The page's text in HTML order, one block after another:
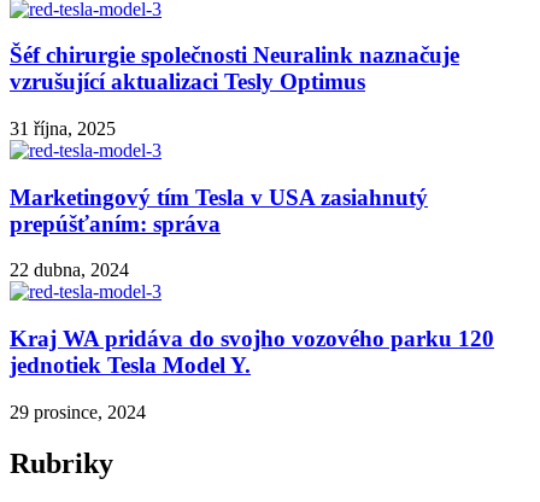
Šéf chirurgie společnosti Neuralink naznačuje
vzrušující aktualizaci Tesly Optimus
31 října, 2025
Marketingový tím Tesla v USA zasiahnutý
prepúšťaním: správa
22 dubna, 2024
Kraj WA pridáva do svojho vozového parku 120
jednotiek Tesla Model Y.
29 prosince, 2024
Rubriky